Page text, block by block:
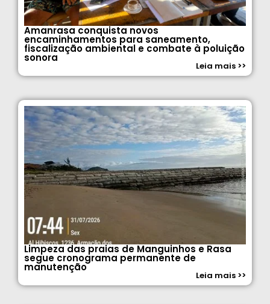
Amanrasa conquista novos
encaminhamentos para saneamento,
fiscalização ambiental e combate à poluição
sonora
Leia mais >>
Limpeza das praias de Manguinhos e Rasa
segue cronograma permanente de
manutenção
Leia mais >>